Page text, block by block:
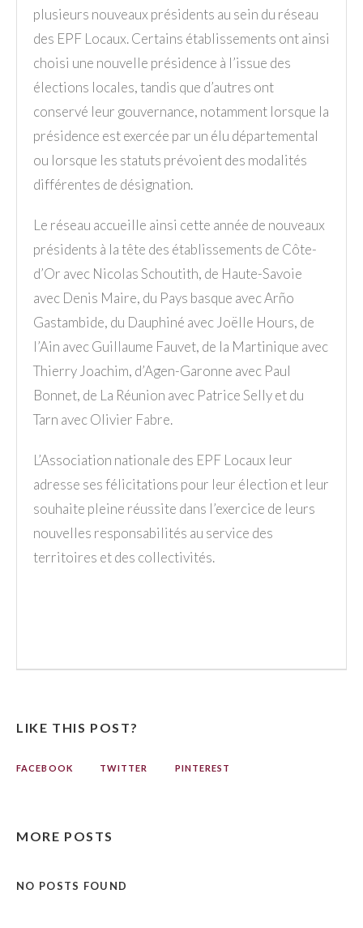
plusieurs nouveaux présidents au sein du réseau
des EPF Locaux. Certains établissements ont ainsi
choisi une nouvelle présidence à l’issue des
élections locales, tandis que d’autres ont
conservé leur gouvernance, notamment lorsque la
présidence est exercée par un élu départemental
ou lorsque les statuts prévoient des modalités
différentes de désignation.
Le réseau accueille ainsi cette année de nouveaux
présidents à la tête des établissements de Côte-
d’Or avec Nicolas Schoutith, de Haute-Savoie
avec Denis Maire, du Pays basque avec Arño
Gastambide, du Dauphiné avec Joëlle Hours, de
l’Ain avec Guillaume Fauvet, de la Martinique avec
Thierry Joachim, d’Agen-Garonne avec Paul
Bonnet, de La Réunion avec Patrice Selly et du
Tarn avec Olivier Fabre.
L’Association nationale des EPF Locaux leur
adresse ses félicitations pour leur élection et leur
souhaite pleine réussite dans l’exercice de leurs
nouvelles responsabilités au service des
territoires et des collectivités.
LIKE THIS POST?
FACEBOOK TWITTER PINTEREST
MORE POSTS
NO POSTS FOUND